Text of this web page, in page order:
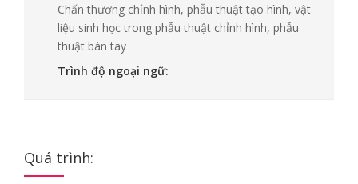
Chấn thương chỉnh hình, phẫu thuật tạo hình, vật
liệu sinh học trong phẫu thuật chỉnh hình, phẫu
thuật bàn tay
Trình độ ngoại ngữ:
Quá trình: